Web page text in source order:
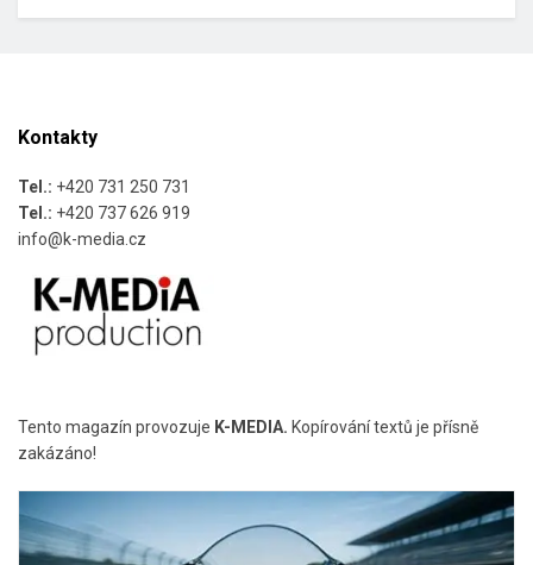
Kontakty
Tel.: +420 731 250 731
Tel.: +420 737 626 919
info@k-media.cz
Tento magazín provozuje K-MEDIA. Kopírování textů je přísně
zakázáno!